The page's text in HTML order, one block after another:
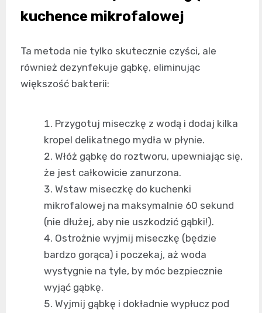
kuchence mikrofalowej
Ta metoda nie tylko skutecznie czyści, ale
również dezynfekuje gąbkę, eliminując
większość bakterii:
Przygotuj miseczkę z wodą i dodaj kilka
kropel delikatnego mydła w płynie.
Włóż gąbkę do roztworu, upewniając się,
że jest całkowicie zanurzona.
Wstaw miseczkę do kuchenki
mikrofalowej na maksymalnie 60 sekund
(nie dłużej, aby nie uszkodzić gąbki!).
Ostrożnie wyjmij miseczkę (będzie
bardzo gorąca) i poczekaj, aż woda
wystygnie na tyle, by móc bezpiecznie
wyjąć gąbkę.
Wyjmij gąbkę i dokładnie wypłucz pod